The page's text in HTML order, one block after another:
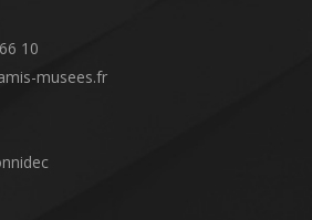
10
musees.fr